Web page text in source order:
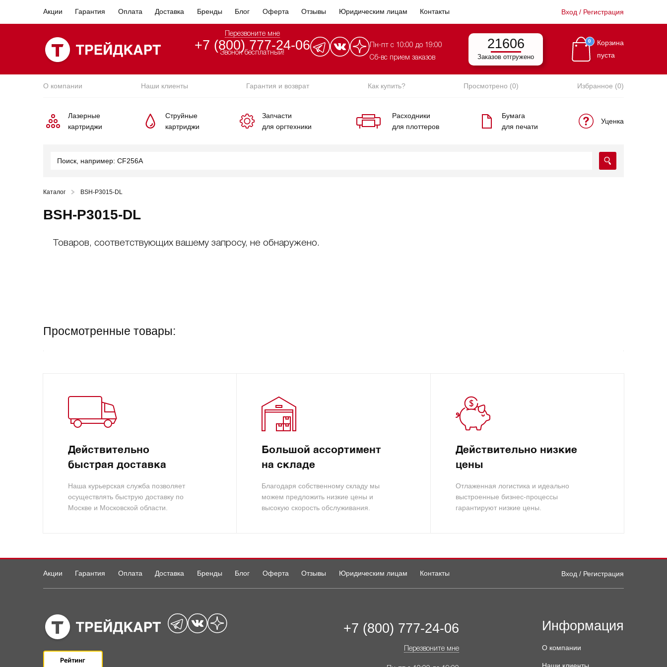
Акции Гарантия Оплата Доставка Бренды Блог Оферта Отзывы Юридическим лицам Контакты Вход / Регистрация
Перезвоните мне
+7 (800) 777-24-06
Звонок бесплатный!
Пн-пт с 10:00 до 19:00
Сб-вс прием заказов
21606
Заказов отгружено
0
Корзина
пуста
О компании Наши клиенты Гарантия и возврат Как купить? Просмотрено (0) Избранное (0)
Лазерные
картриджи
Струйные
картриджи
Запчасти
для оргтехники
Расходники
для плоттеров
Бумага
для печати
Уценка
Каталог BSH-P3015-DL
BSH-P3015-DL
Товаров, соответствующих вашему запросу, не обнаружено.
Просмотренные товары:
Действительно
быстрая доставка
Наша курьерская служба позволяет
осуществлять быструю доставку по
Москве и Московской области.
Большой ассортимент
на складе
Благодаря собственному складу мы
можем предложить низкие цены и
высокую скорость обслуживания.
Действительно низкие
цены
Отлаженная логистика и идеально
выстроенные бизнес-процессы
гарантируют низкие цены.
Акции Гарантия Оплата Доставка Бренды Блог Оферта Отзывы Юридическим лицам Контакты Вход / Регистрация
+7 (800) 777-24-06
Перезвоните мне
Информация
О компании